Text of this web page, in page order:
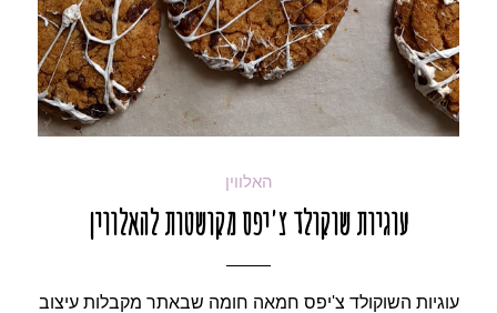
האלווין
עוגיות שוקולד צ'יפס מקושטות להאלווין
עוגיות השוקולד צ'יפס חמאה חומה שבאתר מקבלות עיצוב